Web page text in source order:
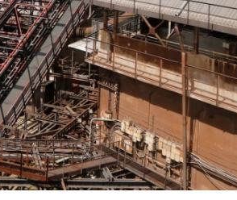
Hintergrund